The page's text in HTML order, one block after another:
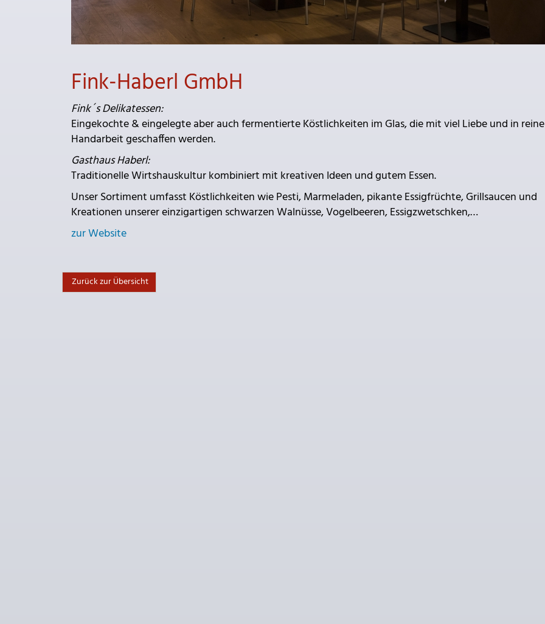
Fink-Haberl GmbH
Fink´s Delikatessen:
Eingekochte & eingelegte aber auch fermentierte Köstlichkeiten im Glas, die mit viel Liebe und in
Handarbeit geschaffen werden.
Gasthaus Haberl:
Traditionelle Wirtshauskultur kombiniert mit kreativen Ideen und gutem Essen.
Unser Sortiment umfasst Köstlichkeiten wie Pesti, Marmeladen, pikante Essigfrüchte, Grillsaucen und
Kreationen unserer einzigartigen schwarzen Walnüsse, Vogelbeeren, Essigzwetschken,…
zur Website
Zurück zur Übersicht